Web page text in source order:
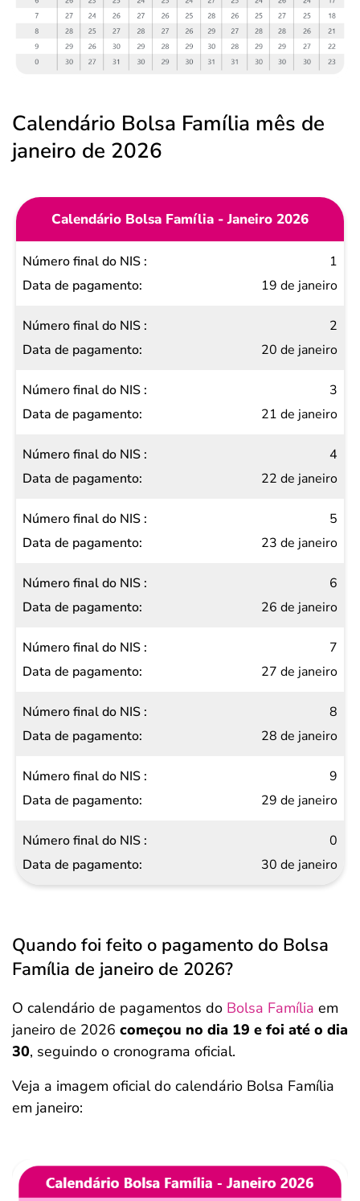
Calendário Bolsa Família mês de
janeiro de 2026
Calendário Bolsa Família - Janeiro 2026
Número
final do
Data de
pagamento
1
19 de janeiro
2
20 de janeiro
3
21 de janeiro
4
22 de janeiro
5
23 de janeiro
6
26 de janeiro
7
27 de janeiro
8
28 de janeiro
9
29 de janeiro
0
30 de janeiro
Quando foi feito o pagamento do Bolsa
Família de janeiro de 2026?
O calendário de pagamentos do Bolsa Família em
janeiro de 2026 começou no dia 19 e foi até o dia
30, seguindo o cronograma oficial.
Veja a imagem oficial do calendário Bolsa Família
em janeiro: